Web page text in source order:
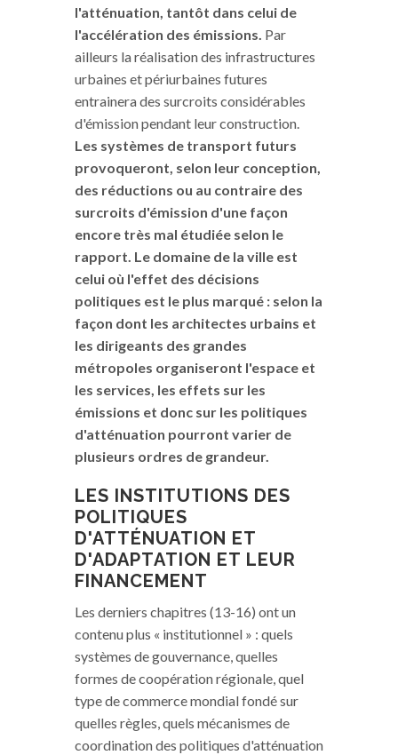
l'atténuation, tantôt dans celui de
l'accélération des émissions. Par
ailleurs la réalisation des infrastructures
urbaines et périurbaines futures
entrainera des surcroits considérables
d'émission pendant leur construction.
Les systèmes de transport futurs
provoqueront, selon leur conception,
des réductions ou au contraire des
surcroits d'émission d'une façon
encore très mal étudiée selon le
rapport. Le domaine de la ville est
celui où l'effet des décisions
politiques est le plus marqué : selon la
façon dont les architectes urbains et
les dirigeants des grandes
métropoles organiseront l'espace et
les services, les effets sur les
émissions et donc sur les politiques
d'atténuation pourront varier de
plusieurs ordres de grandeur.
LES INSTITUTIONS DES
POLITIQUES
D'ATTÉNUATION ET
D'ADAPTATION ET LEUR
FINANCEMENT
Les derniers chapitres (13-16) ont un
contenu plus « institutionnel » : quels
systèmes de gouvernance, quelles
formes de coopération régionale, quel
type de commerce mondial fondé sur
quelles règles, quels mécanismes de
coordination des politiques d'atténuation